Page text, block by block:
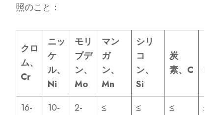
照のこと：
クロ
ム、
Cr
ニッ
ケ
ル、
Ni
モリ
ブデ
ン、
Mo
マン
ガ
ン、
Mn
シリ
コ
ン、
Si
炭
素、C
P
16-
10-
2-
≤
≤
≤
≤